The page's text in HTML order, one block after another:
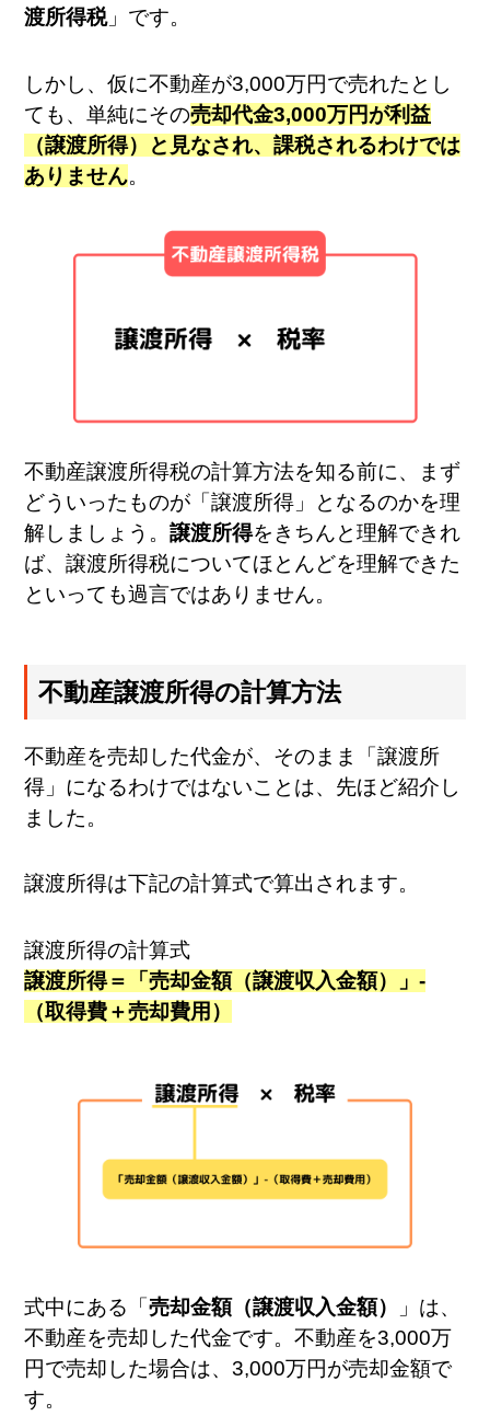
渡所得税」です。
しかし、仮に不動産が3,000万円で売れたとし
ても、単純にその売却代金3,000万円が利益
（譲渡所得）と見なされ、課税されるわけでは
ありません。
不動産譲渡所得税の計算方法を知る前に、まず
どういったものが「譲渡所得」となるのかを理
解しましょう。譲渡所得をきちんと理解できれ
ば、譲渡所得税についてほとんどを理解できた
といっても過言ではありません。
不動産譲渡所得の計算方法
不動産を売却した代金が、そのまま「譲渡所
得」になるわけではないことは、先ほど紹介し
ました。
譲渡所得は下記の計算式で算出されます。
譲渡所得の計算式
譲渡所得＝「売却金額（譲渡収入金額）」-
（取得費＋売却費用）
式中にある「売却金額（譲渡収入金額）
」は、
不動産を売却した代金です。不動産を3,000万
円で売却した場合は、3,000万円が売却金額で
す。